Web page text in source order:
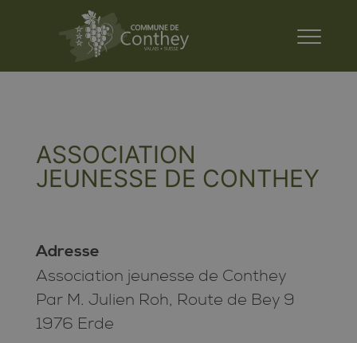
ASSOCIATION
JEUNESSE DE CONTHEY
Adresse
Association jeunesse de Conthey
Par M. Julien Roh, Route de Bey 9
1976 Erde